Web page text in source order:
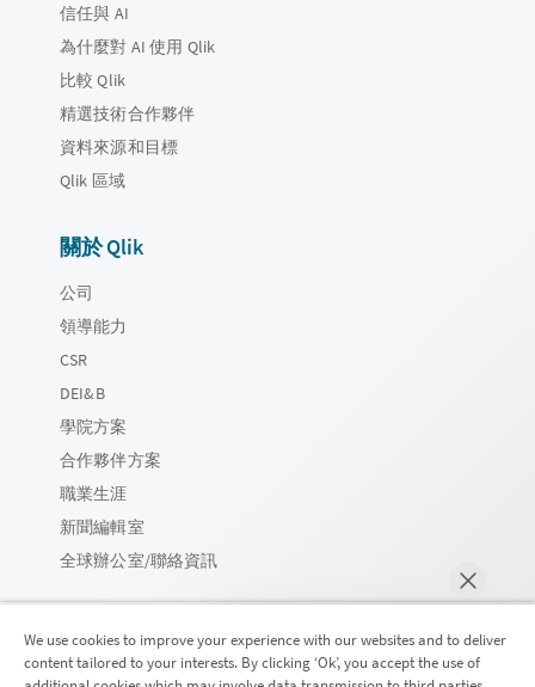
信任與 AI
為什麼對 AI 使用 Qlik
比較 Qlik
精選技術合作夥伴
資料來源和目標
Qlik 區域
關於 Qlik
公司
領導能力
CSR
DEI&B
學院方案
合作夥伴方案
職業生涯
新聞編輯室
全球辦公室/聯絡資訊
Qlik 社群
We use cookies to improve your experience with our websites and to deliver
content tailored to your interests. By clicking ‘Ok’, you accept the use of